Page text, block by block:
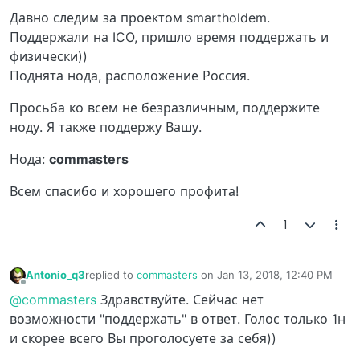
Давно следим за проектом smartholdem.
Поддержали на ICO, пришло время поддержать и
физически))
Поднята нода, расположение Россия.
Просьба ко всем не безразличным, поддержите
ноду. Я также поддержу Вашу.
Нода: commasters
Всем спасибо и хорошего профита!
1
Antonio_q3replied to commasters on Jan 13, 2018, 12:40 PM
last edited by
@commasters Здравствуйте. Сейчас нет
возможности "поддержать" в ответ. Голос только 1н
и скорее всего Вы проголосуете за себя))